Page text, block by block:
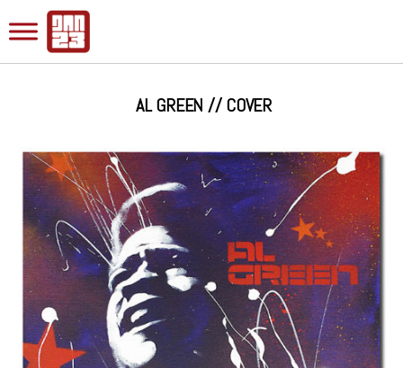
AL GREEN // COVER